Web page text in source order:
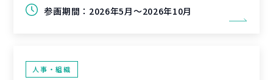
参画期間： 2026年5月～2026年10月
人事・組織